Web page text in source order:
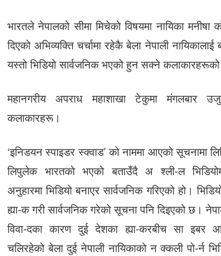
भारतले नेपालको सीमा मिचेको विषयमा नायिका मनीषा
दिएको अभिव्यक्ति चर्चामा रहेकै बेला नेपाली
यस्तो भिडियो सार्वजनिक भएको हुन सक्ने
महानगरीय अपराध महाशाखा टेकुमा मंगलबार
कलाकारहरू।
‘इनिडयन स्पाइडर स्क्वाड’ को नाममा आएको सूचनामा
लिपुलेक भारतको भएको बताउँदै अ श्ली-ल
अनुहारमा भिडियो बनाएर सार्वजनिक गरिएको हो।
ह्या-क गरी सार्वजनिक गरेको सूचना पनि दिइएको छ।
विवा-दका कारण दुई देशका ह्या-करबीच सा इबर
चलिरहेको बेला दुई नेपाली नायिकाको न क्कली पो-र्न